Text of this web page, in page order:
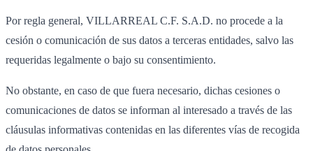
Por regla general, VILLARREAL C.F. S.A.D. no procede a la
cesión o comunicación de sus datos a terceras entidades, salvo las
requeridas legalmente o bajo su consentimiento.
No obstante, en caso de que fuera necesario, dichas cesiones o
comunicaciones de datos se informan al interesado a través de las
cláusulas informativas contenidas en las diferentes vías de recogida